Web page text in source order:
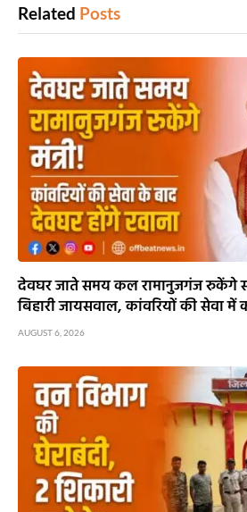
Related Posts
देवघर जाते समय कल रामानुजगंज रुकेंगे
बिहारी जायसवाल, कांवरियों की सेवा
AUGUST 6, 2026